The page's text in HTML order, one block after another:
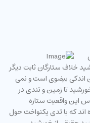
خلاف ستارگان ثابت دیگر
اندکی بیضوی است و نمی
تا زمین و تندی در
این واقعیت ستاره
که با تدی یکنواخت حول